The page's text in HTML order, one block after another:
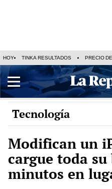
HOY TINKA RESULTADOS PRECIO
Tecnología
Modifican un
cargue toda
minutos en